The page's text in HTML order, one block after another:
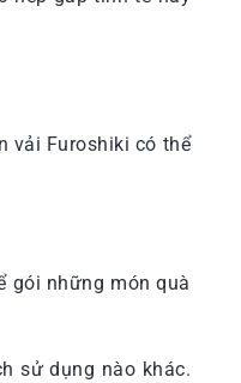
vải Furoshiki có thể
gói những món quà
sử dụng nào khác.